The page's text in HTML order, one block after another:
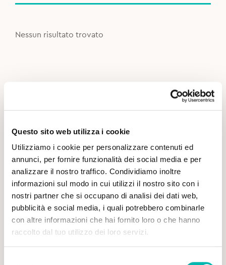
Questo sito web utilizza i cookie
Utilizziamo i cookie per personalizzare contenuti ed
annunci, per fornire funzionalità dei social media e per
analizzare il nostro traffico. Condividiamo inoltre
informazioni sul modo in cui utilizzi il nostro sito con i
nostri partner che si occupano di analisi dei dati web,
pubblicità e social media, i quali potrebbero combinarle
con altre informazioni che hai fornito loro o che hanno
raccolto dal tuo utilizzo dei loro servizi.
Nessun risultato trovato